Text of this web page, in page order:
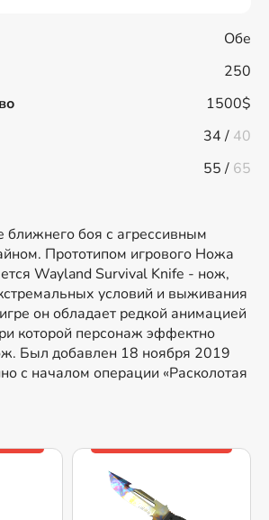
Обе
250
1500$
34 / 40
55 / 65
ближнего боя с агрессивным
Прототипом игрового Ножа
Wayland Survival Knife - нож,
условий и выживания
он обладает редкой анимацией
которой персонаж эффектно
Был добавлен 18 ноября 2019
с началом операции «Расколотая